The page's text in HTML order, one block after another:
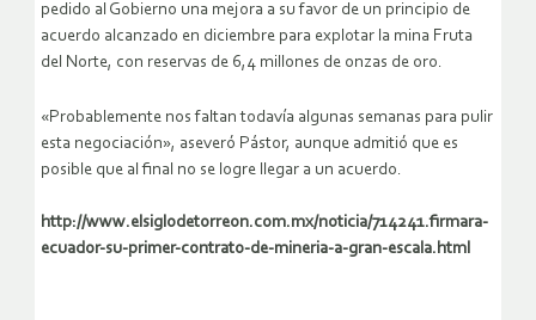
pedido al Gobierno una mejora a su favor de un principio de
acuerdo alcanzado en diciembre para explotar la mina Fruta
del Norte, con reservas de 6,4 millones de onzas de oro.
«Probablemente nos faltan todavía algunas semanas para pulir
esta negociación», aseveró Pástor, aunque admitió que es
posible que al final no se logre llegar a un acuerdo.
http://www.elsiglodetorreon.com.mx/noticia/714241.firmara-
ecuador-su-primer-contrato-de-mineria-a-gran-escala.html